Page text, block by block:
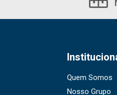
Quem Somos
Nosso Grupo